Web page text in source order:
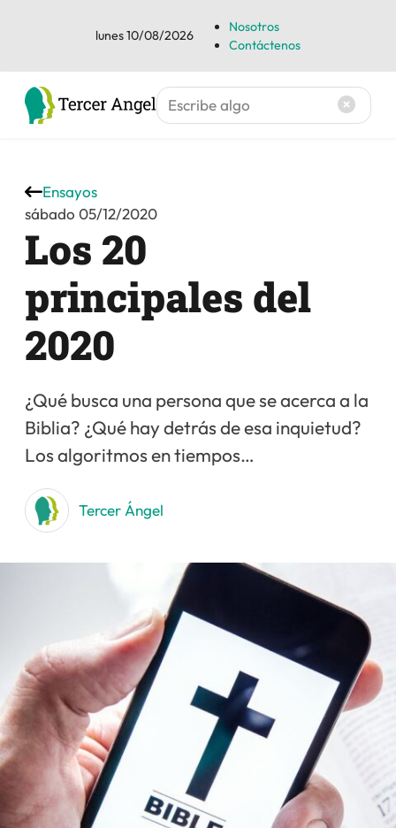
lunes 10/08/2026
Nosotros
Contáctenos
Los 20
principales del
2020
Ensayos
sábado 05/12/2020
¿Qué busca una persona que se acerca a la
Biblia? ¿Qué hay detrás de esa inquietud?
Los algoritmos en tiempos…
Tercer Ángel